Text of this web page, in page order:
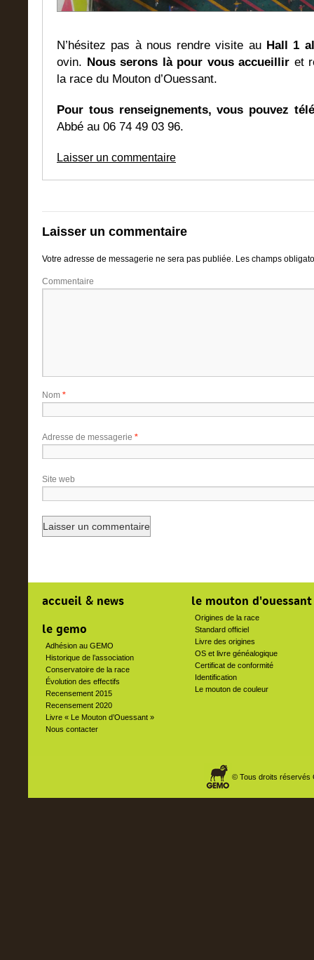
N’hésitez pas à nous rendre visite auHall 1
ovin. Nous serons là pour vous accueillir et
la race du Mouton d’Ouessant.
Pour tous renseignements, vous pouvez
Abbé au 06 74 49 03 96.
Laisser un commentaire
Laisser un commentaire
Votre adresse de messagerie ne sera pas publiée. Les champs
Commentaire
Nom *
Adresse de messagerie *
Site web
accueil & news
le gemo
Adhésion au GEMO
Historique de l’association
Conservatoire de la race
Évolution des effectifs
Recensement 2015
Recensement 2020
Livre « Le Mouton d’Ouessant »
Nous contacter
le mouton d'ouessant
Origines de la race
Standard officiel
Livre des origines
OS et livre généalogique
Certificat de conformité
Identification
Le mouton de couleur
© Tous droits réservés